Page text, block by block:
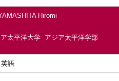
Hiromi
太平洋大学 アジア太平洋学部
英語